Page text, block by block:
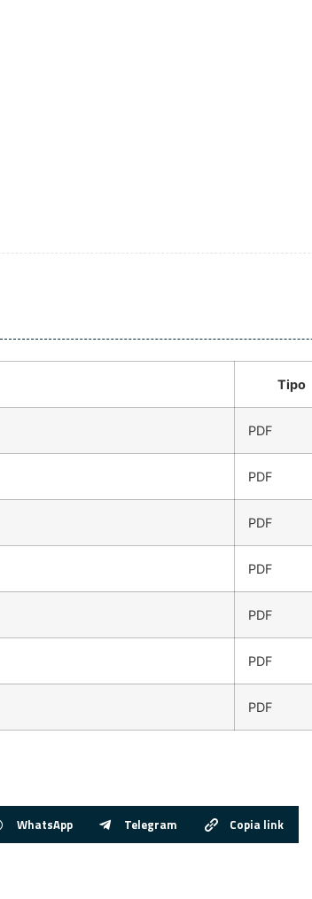
Tipo
PDF
PDF
PDF
PDF
PDF
PDF
PDF
WhatsApp Telegram Copia link